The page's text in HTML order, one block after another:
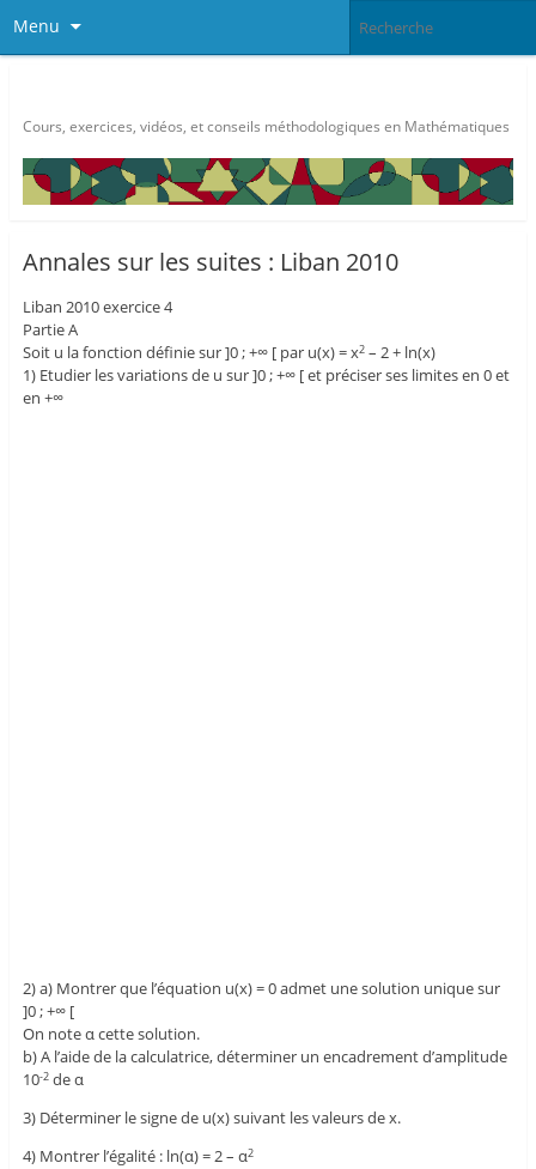
Menu
Cours, exercices, vidéos, et conseils méthodologiques en Mathématiques
Annales sur les suites : Liban 2010
Liban 2010 exercice 4
Partie A
Soit u la fonction définie sur ]0 ; +∞ [ par u(x) = x2– 2 + ln(x)
1) Etudier les variations de u sur ]0 ; +∞ [ et préciser ses limites en 0 et
en +∞
2) a) Montrer que l’équation u(x) = 0 admet une solution unique sur
]0 ; +∞ [
On note α cette solution.
b) A l’aide de la calculatrice, déterminer un encadrement d’amplitude
10-2de α
3) Déterminer le signe de u(x) suivant les valeurs de x.
4) Montrer l’égalité : ln(α) = 2 – α2